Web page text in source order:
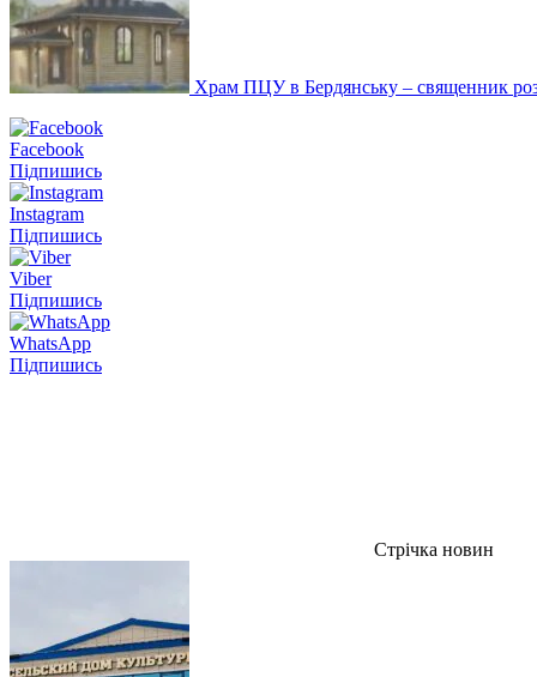
Храм ПЦУ в Бердянську – священник
Facebook
Підпишись
Instagram
Підпишись
Viber
Підпишись
WhatsApp
Підпишись
Стрічка новин